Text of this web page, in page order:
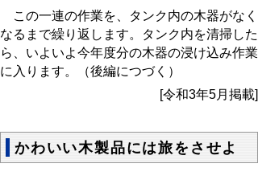
この一連の作業を、タンク内の木器がなく
なるまで繰り返します。タンク内を清掃した
ら、いよいよ今年度分の木器の浸け込み作業
に入ります。（後編につづく）
[令和3年5月掲載]
かわいい木製品には旅をさせよ